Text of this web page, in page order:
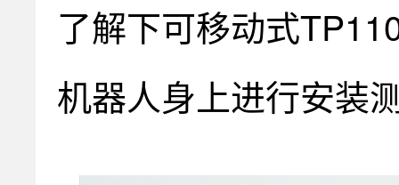
了解下可移动式
机器人身上进行安装